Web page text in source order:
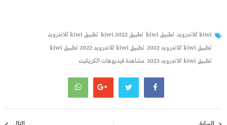
kiwi للاندرويد تطبيق kiwi تطبيق kiwi 2022
تطبيق kiwi للاندرويد
تطبيق kiwi للاندرويد 2022
تطبيق kiwi للاندرويد 2022 تطبيق kiwi
تطبيق kiwi للاندرويد 2023
مشاهدة فيديوهات الكريكيت